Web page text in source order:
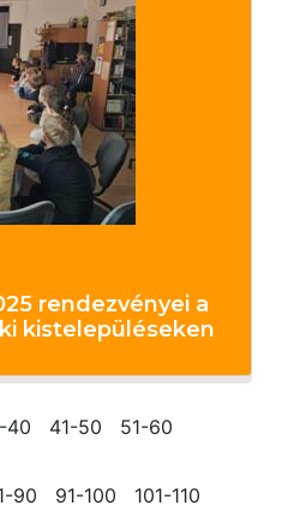
rendezvényei a
kistelepüléseken
40 41-50 51-60
90 91-100
101-110